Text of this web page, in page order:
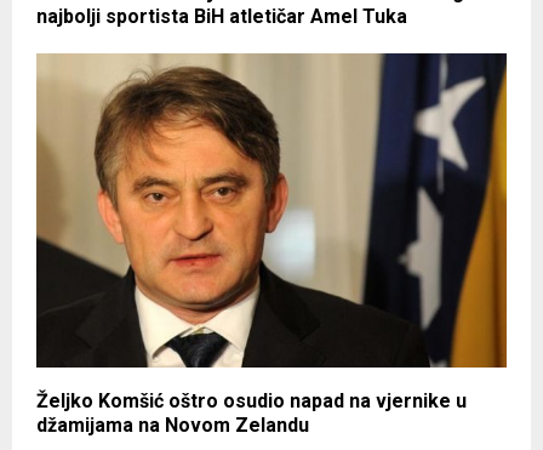
najbolji sportista BiH atletičar Amel Tuka
Željko Komšić oštro osudio napad na vjernike u
džamijama na Novom Zelandu